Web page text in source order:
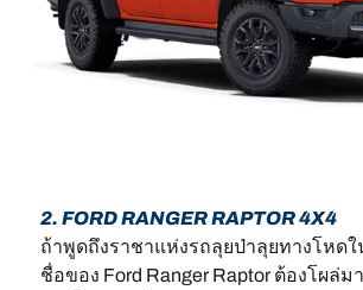
2. FORD RANGER RAPTOR 4X4
ถ้าพูดถึงราชาแห่งรถลุยป่าลุยทางโหดใ
ชื่อของ Ford Ranger Raptor ต้องโผล่